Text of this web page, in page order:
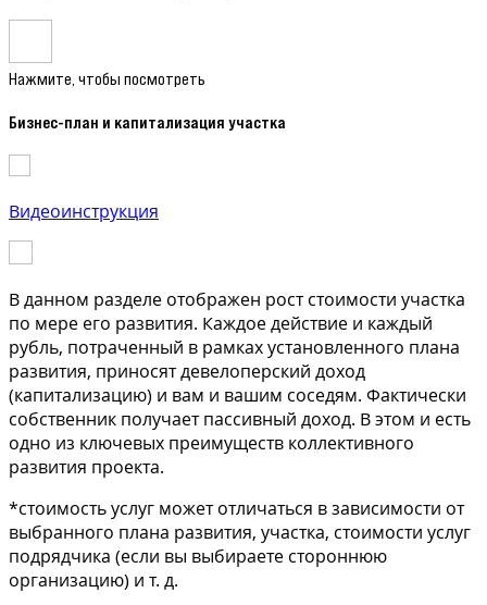
Нажмите, чтобы посмотреть
Бизнес-план и капитализация участка
Видеоинструкция
В данном разделе отображен рост стоимости участка
по мере его развития. Каждое действие и каждый
рубль, потраченный в рамках установленного плана
развития, приносят девелоперский доход
(капитализацию) и вам и вашим соседям. Фактически
собственник получает пассивный доход. В этом и есть
одно из ключевых преимуществ коллективного
развития проекта.
*стоимость услуг может отличаться в зависимости от
выбранного плана развития, участка, стоимости услуг
подрядчика (если вы выбираете стороннюю
организацию) и т. д.